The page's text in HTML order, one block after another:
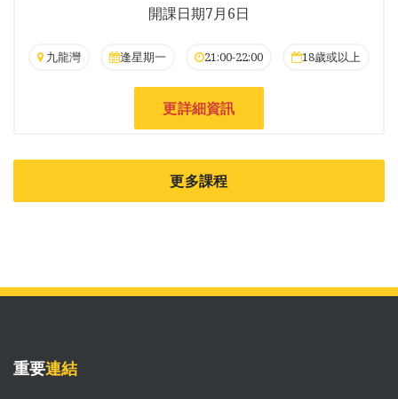
開課日期7月6日
九龍灣 逢星期一 21:00-22:00 18歲或以上
更詳細資訊
更多課程
重要連結